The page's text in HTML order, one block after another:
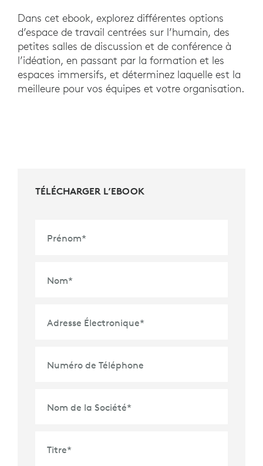
Dans cet ebook, explorez différentes options
d’espace de travail centrées sur l’humain, des
petites salles de discussion et de conférence à
l’idéation, en passant par la formation et les
espaces immersifs, et déterminez laquelle est la
meilleure pour vos équipes et votre organisation.
TÉLÉCHARGER L’EBOOK
Prénom*
Nom*
Adresse Électronique*
Numéro de Téléphone
Nom de la Société*
Titre*